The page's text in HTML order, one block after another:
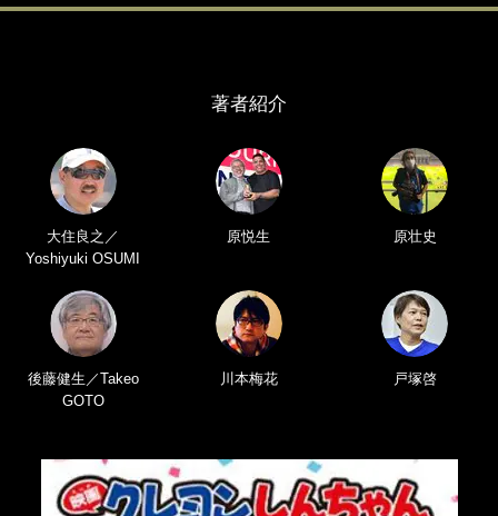
著者紹介
大住良之／
Yoshiyuki OSUMI
原悦生 原壮史
後藤健生／Takeo
GOTO
川本梅花 戸塚啓